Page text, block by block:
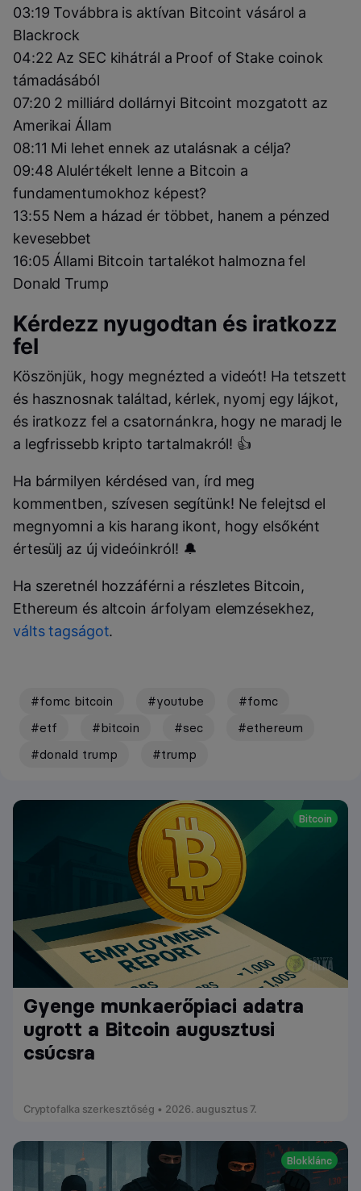
03:19 Továbbra is aktívan Bitcoint vásárol a
Blackrock
04:22 Az SEC kihátrál a Proof of Stake coinok
támadásából
07:20 2 milliárd dollárnyi Bitcoint mozgatott az
Amerikai Állam
08:11 Mi lehet ennek az utalásnak a célja?
09:48 Alulértékelt lenne a Bitcoin a
fundamentumokhoz képest?
13:55 Nem a házad ér többet, hanem a pénzed
kevesebbet
16:05 Állami Bitcoin tartalékot halmozna fel
Donald Trump
Kérdezz nyugodtan és iratkozz
fel
Köszönjük, hogy megnézted a videót! Ha tetszett
és hasznosnak találtad, kérlek, nyomj egy lájkot,
és iratkozz fel a csatornánkra, hogy ne maradj le
a legfrissebb kripto tartalmakról! 👍
Ha bármilyen kérdésed van, írd meg
kommentben, szívesen segítünk! Ne felejtsd el
megnyomni a kis harang ikont, hogy elsőként
értesülj az új videóinkról! 🔔
Ha szeretnél hozzáférni a részletes Bitcoin,
Ethereum és altcoin árfolyam elemzésekhez,
válts tagságot.
#fomc bitcoin #youtube
#fomc
#etf
#bitcoin #sec
#ethereum
#donald trump
#trump
Bitcoin
Gyenge munkaerőpiaci adatra
ugrott a Bitcoin augusztusi
csúcsra
Cryptofalka szerkesztőség • 2026. augusztus 7.
Blokklánc